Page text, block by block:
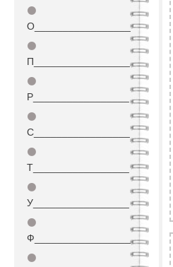
⚫
О_________________
⚫
П_________________
⚫
Р_________________
⚫
С_________________
⚫
Т_________________
⚫
У_________________
⚫
Ф_________________
⚫